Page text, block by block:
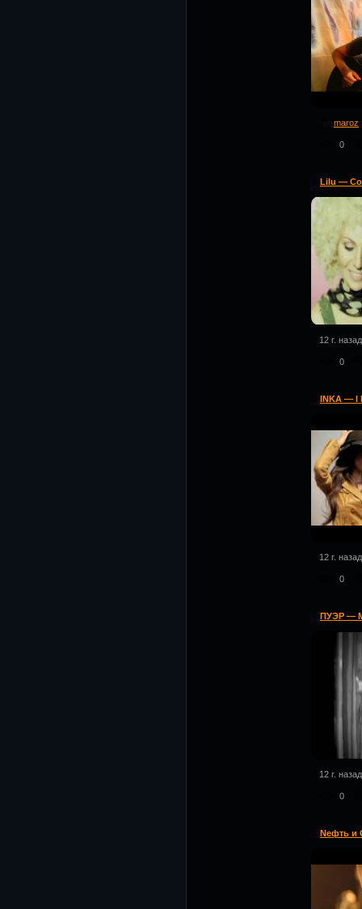
maroz
0
Lilu —
12 г. назад
0
INKA — I
12 г. назад
0
ПУЭР —
12 г. назад
0
Nефть и